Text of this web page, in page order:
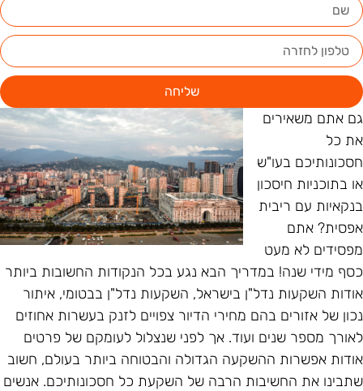
שליחה
אתם משאירים
כל
בעו"ש
בתוכניות חיסכון
עם ריבית
אתם
לא מעט
מידי שנה! במדריך הבא נגע בכל הנקודות החשובות ביותר
השקעות נדל"ן בישראל, השקעות נדל"ן בבטומי, איתור
של אזורים בהם מחירי הדיור צפויים לזנק בעשרות אחוזים
מספר שנים ועוד. אך לפני שנצלול לעומקם של פרטים
אפשרות ההשקעה הגדולה והבטוחה ביותר בעולם, חשוב
את החשיבות הרבה של השקעת כל חסכונותיכם. אנשים